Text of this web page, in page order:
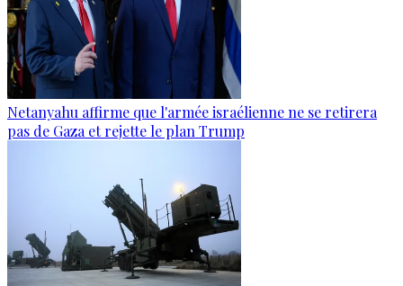
Netanyahu affirme que l'armée israélienne ne se retirera
pas de Gaza et rejette le plan Trump